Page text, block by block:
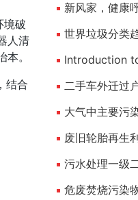
境破
人清
。
结合
新风家，健康
世界垃圾分类
二手车外迁过
废旧轮胎再生
污水处理一级
危废焚烧污染